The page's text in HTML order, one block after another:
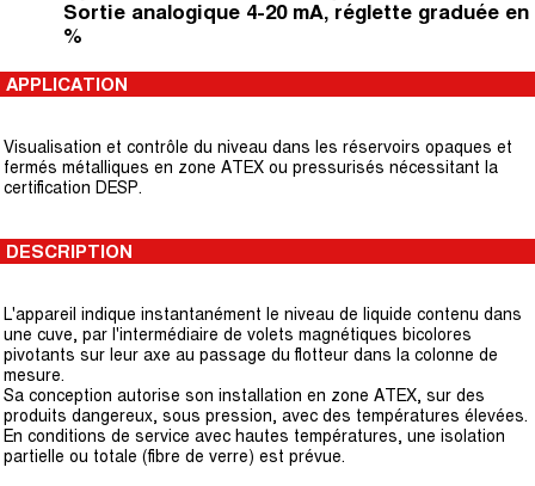
Sortie analogique 4-20 mA, réglette graduée en
%
APPLICATION
Visualisation et contrôle du niveau dans les réservoirs opaques et
fermés métalliques en zone ATEX ou pressurisés nécessitant la
certification DESP.
DESCRIPTION
L'appareil indique instantanément le niveau de liquide contenu dans
une cuve, par l'intermédiaire de volets magnétiques bicolores
pivotants sur leur axe au passage du flotteur dans la colonne de
mesure.
Sa conception autorise son installation en zone ATEX, sur des
produits dangereux, sous pression, avec des températures élevées.
En conditions de service avec hautes températures, une isolation
partielle ou totale (fibre de verre) est prévue.